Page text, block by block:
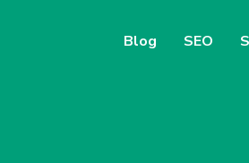
Blog SEO